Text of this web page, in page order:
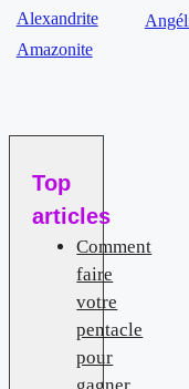
Alexandrite
Amazonite
Top
articles
Comment
faire
votre
pentacle
pour
gagner